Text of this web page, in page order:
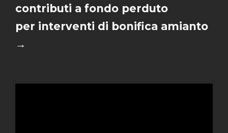
contributi a fondo perduto
per interventi di bonifica amianto
→